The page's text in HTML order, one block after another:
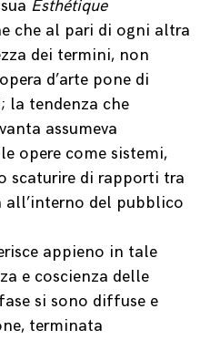
Esthétique
che al pari di ogni altra
dei termini, non
d’arte pone di
la tendenza che
assumeva
opere come sistemi,
scaturire di rapporti tra
del pubblico
appieno in tale
e coscienza delle
si sono diffuse e
terminata